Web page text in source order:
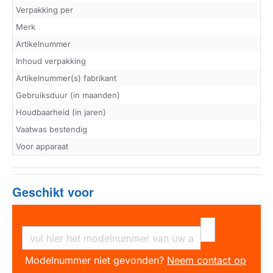
Verpakking per
Merk
Artikelnummer
Inhoud verpakking
Artikelnummer(s) fabrikant
Gebruiksduur (in maanden)
Houdbaarheid (in jaren)
Vaatwas bestendig
Voor apparaat
Geschikt voor
Modelnummer niet gevonden? Neem contact op